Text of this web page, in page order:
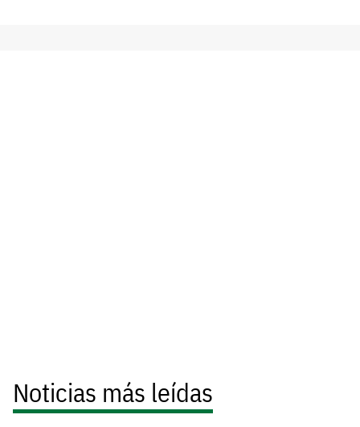
Noticias más leídas